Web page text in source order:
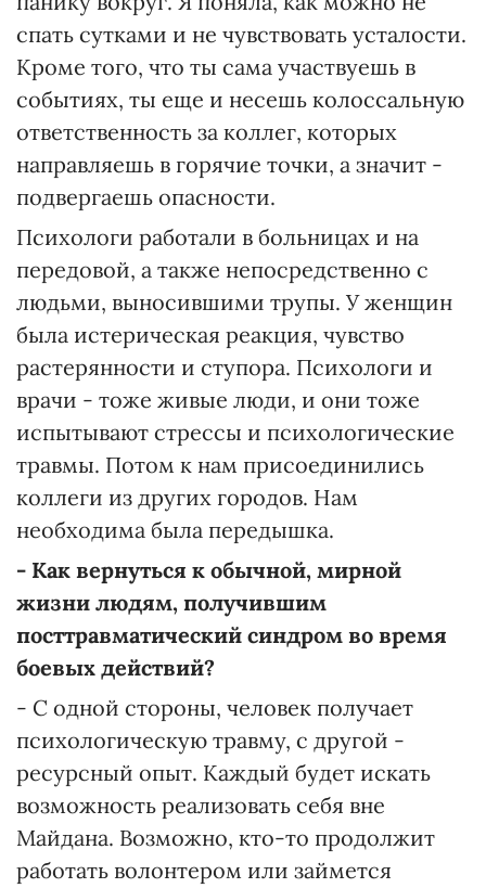
спать сутками и не чувствовать усталости.
Кроме того, что ты сама участвуешь в
событиях, ты еще и несешь колоссальную
ответственность за коллег, которых
направляешь в горячие точки, а значит -
подвергаешь опасности.
Психологи работали в больницах и на
передовой, а также непосредственно с
людьми, выносившими трупы. У женщин
была истерическая реакция, чувство
растерянности и ступора. Психологи и
врачи - тоже живые люди, и они тоже
испытывают стрессы и психологические
травмы. Потом к нам присоединились
коллеги из других городов. Нам
необходима была передышка.
- Как вернуться к обычной, мирной
жизни людям, получившим
посттравматический синдром во время
боевых действий?
- С одной стороны, человек получает
психологическую травму, с другой -
ресурсный опыт. Каждый будет искать
возможность реализовать себя вне
Майдана. Возможно, кто-то продолжит
работать волонтером или займется